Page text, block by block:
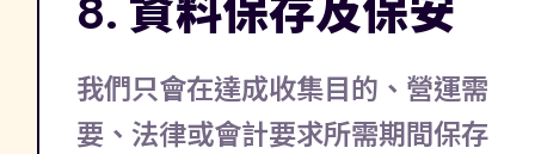
8. 資料保存及保安
我們只會在達成收集目的、營運需
要、法律或會計要求所需期間保存